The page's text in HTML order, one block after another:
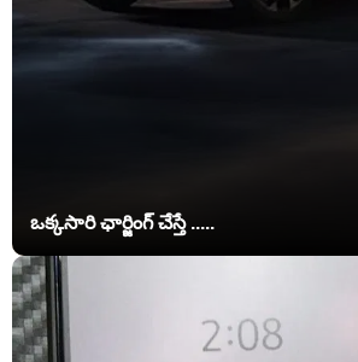
ఒక్కసారి ఛార్జింగ్‌ చేస్తే .....